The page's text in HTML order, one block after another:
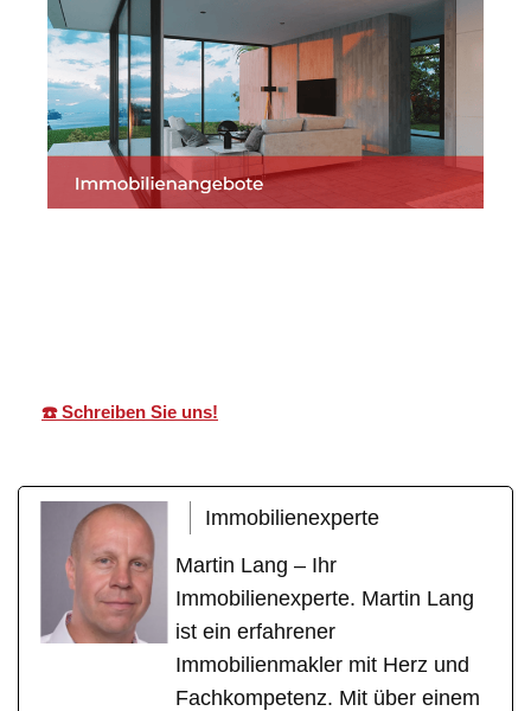
☎️ Schreiben Sie uns!
Immobilienexperte
Martin Lang – Ihr
Immobilienexperte. Martin Lang
ist ein erfahrener
Immobilienmakler mit Herz und
Fachkompetenz. Mit über einem